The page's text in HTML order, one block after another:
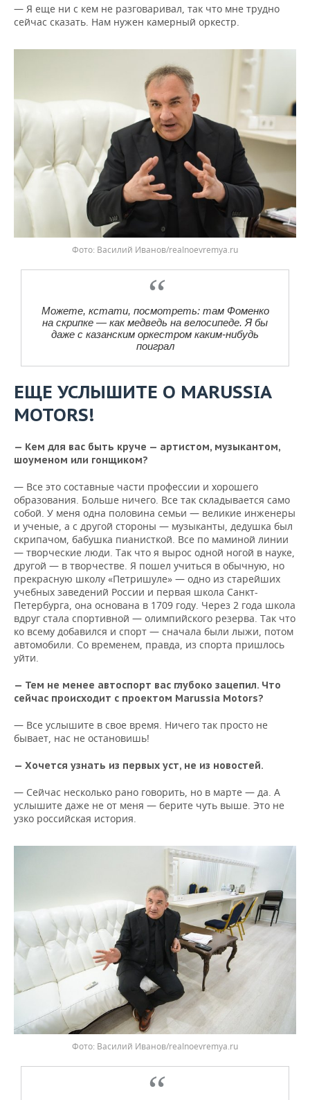
— Я еще ни с кем не разговаривал, так что мне трудно
сейчас сказать. Нам нужен камерный оркестр.
Василий Иванов/realnoevremya.ru
Можете, кстати, посмотреть: там Фоменко
на скрипке — как медведь на велосипеде. Я бы
даже с казанским оркестром каким-нибудь
поиграл
ЕЩЕ УСЛЫШИТЕ О MARUSSIA
MOTORS!
— Кем для вас быть круче — артистом, музыкантом,
шоуменом или гонщиком?
— Все это составные части профессии и хорошего
образования. Больше ничего. Все так складывается само
собой. У меня одна половина семьи — великие инженеры
и ученые, а с другой стороны — музыканты, дедушка был
скрипачом, бабушка пианисткой. Все по маминой линии
— творческие люди. Так что я вырос одной ногой в науке,
другой — в творчестве. Я пошел учиться в обычную, но
прекрасную школу «Петришуле» — одно из старейших
учебных заведений России и первая школа Санкт-
Петербурга, она основана в 1709 году. Через 2 года школа
вдруг стала спортивной — олимпийского резерва. Так что
ко всему добавился и спорт — сначала были лыжи, потом
автомобили. Со временем, правда, из спорта пришлось
уйти.
— Тем не менее автоспорт вас глубоко зацепил. Что
сейчас происходит с проектом Marussia Motors?
— Все услышите в свое время. Ничего так просто не
бывает, нас не остановишь!
— Хочется узнать из первых уст, не из новостей.
— Сейчас несколько рано говорить, но в марте — да. А
услышите даже не от меня — берите чуть выше. Это не
узко российская история.
Василий Иванов/realnoevremya.ru